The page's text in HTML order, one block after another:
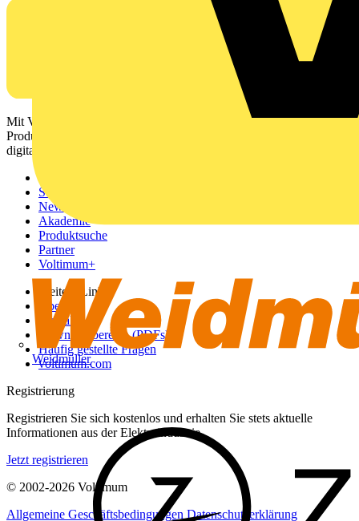
Weidmüller
Mit Voltimum erhalten Elektrofachkräfte Zugang zu Branchennews,
Produktinformationen, Schulungen und Tools – alles auf einer
digitalen Plattform und Community.
Startseite
News
Akademie
Produktsuche
Partner
Voltimum+
Weitere Links
Über uns
Kontakt
Downloadbereich (PDFs)
Häufig gestellte Fragen
voltimum.com
Registrierung
Registrieren Sie sich kostenlos und erhalten Sie stets aktuelle
Informationen aus der Elektroindustrie.
Jetzt registrieren
© 2002-2026 Voltimum
Allgemeine Geschäftsbedingungen Datenschutzerklärung